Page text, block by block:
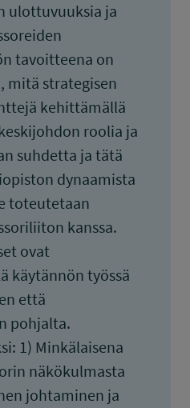
ulottuvuuksia ja
tavoitteena on
mitä strategisen
kehittämällä
roolia ja
suhdetta ja tätä
dynaamista
toteutetaan
kanssa.
ovat
käytännön työssä
että
pohjalta.
1) Minkälaisena
näkökulmasta
johtaminen ja